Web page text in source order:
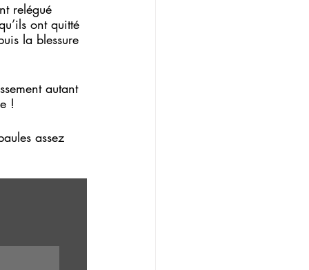
relégué
ont quitté
la blessure
autant
!
assez